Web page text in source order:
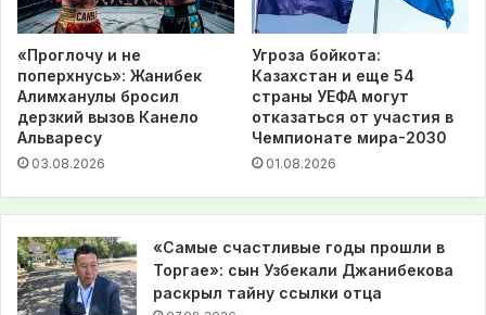
«Проглочу и не
поперхнусь»: Жанибек
Алимханулы бросил
дерзкий вызов Канело
Альваресу
03.08.2026
Угроза бойкота:
Казахстан и еще 54
страны УЕФА могут
отказаться от участия в
Чемпионате мира-2030
01.08.2026
«Самые счастливые годы прошли в
Торгае»: сын Узбекали Джанибекова
раскрыл тайну ссылки отца